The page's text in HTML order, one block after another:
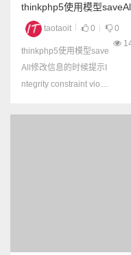
thinkphp5使用模型
constraint violation:
'PRIMARY'
taotaoit 0
0
thinkphp5使用模型save
All修改信息的时候提示I
ntegrity constraint violat
ry '64621' for key 'PRIM